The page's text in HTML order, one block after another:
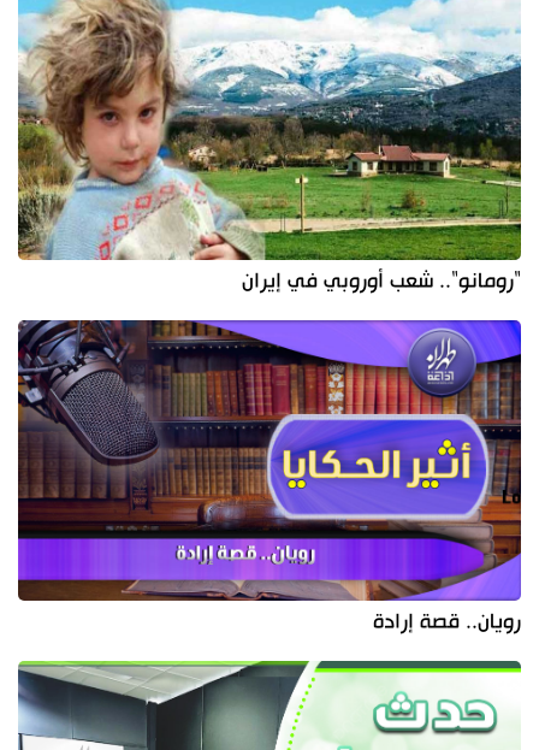
"رومانو".. شعب أوروبي في إيران
رويان.. قصة إرادة